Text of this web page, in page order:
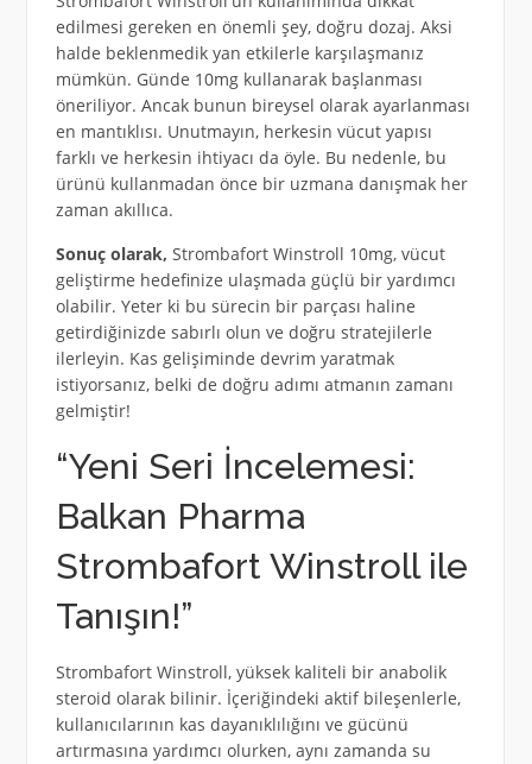
edilmesi gereken en önemli şey, doğru dozaj. Aksi
halde beklenmedik yan etkilerle karşılaşmanız
mümkün. Günde 10mg kullanarak başlanması
öneriliyor. Ancak bunun bireysel olarak ayarlanması
en mantıklısı. Unutmayın, herkesin vücut yapısı
farklı ve herkesin ihtiyacı da öyle. Bu nedenle, bu
ürünü kullanmadan önce bir uzmana danışmak her
zaman akıllıca.
Sonuç olarak, Strombafort Winstroll 10mg, vücut
geliştirme hedefinize ulaşmada güçlü bir yardımcı
olabilir. Yeter ki bu sürecin bir parçası haline
getirdiğinizde sabırlı olun ve doğru stratejilerle
ilerleyin. Kas gelişiminde devrim yaratmak
istiyorsanız, belki de doğru adımı atmanın zamanı
gelmiştir!
“Yeni Seri İncelemesi:
Balkan Pharma
Strombafort Winstroll ile
Tanışın!”
Strombafort Winstroll, yüksek kaliteli bir anabolik
steroid olarak bilinir. İçeriğindeki aktif bileşenlerle,
kullanıcılarının kas dayanıklılığını ve gücünü
artırmasına yardımcı olurken, aynı zamanda su